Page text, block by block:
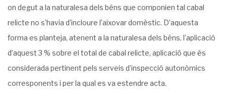
on degut a la naturalesa dels béns que componien tal cabal
relicte no s’havia d’incloure l’aixovar domèstic. D’aquesta
forma es planteja, atenent a la naturalesa dels béns, l’aplicació
d’aquest 3 % sobre el total de cabal relicte, aplicació que és
considerada pertinent pels serveis d’inspecció autonòmics
corresponents i per la qual es va estendre acta.